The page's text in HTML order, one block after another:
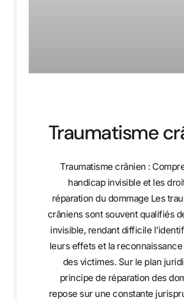
Traumatisme
Traumatisme crânien :
handicap invisible et les
réparation du dommage Les
crâniens sont souvent qualifiés
invisible, rendant difficile
leurs effets et la
des victimes. Sur le plan
principe de réparation des
repose sur une constante